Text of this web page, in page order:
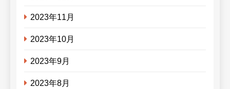
2023年11月
2023年10月
2023年9月
2023年8月